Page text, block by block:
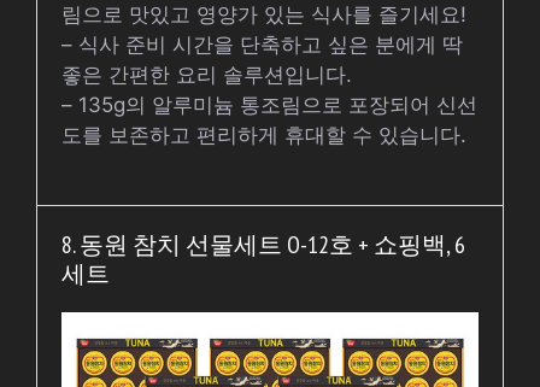
림으로 맛있고 영양가 있는 식사를 즐기세요!
– 식사 준비 시간을 단축하고 싶은 분에게 딱
좋은 간편한 요리 솔루션입니다.
– 135g의 알루미늄 통조림으로 포장되어 신선
도를 보존하고 편리하게 휴대할 수 있습니다.
8. 동원 참치 선물세트 O-12호 + 쇼핑백, 6
세트